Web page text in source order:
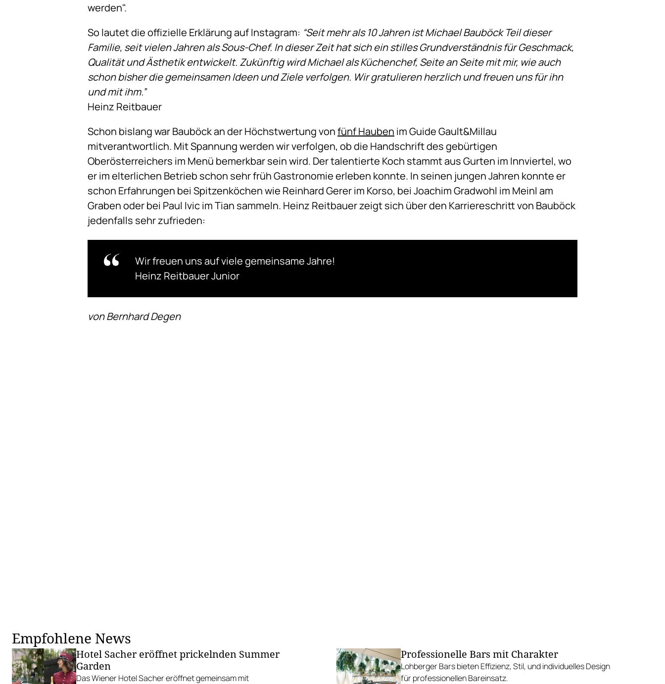
werden".
So lautet die offizielle Erklärung auf Instagram: “Seit mehr als 10 Jahren ist Michael Bauböck Teil dieser
Familie, seit vielen Jahren als Sous-Chef. In dieser Zeit hat sich ein stilles Grundverständnis für Geschmack,
Qualität und Ästhetik entwickelt. Zukünftig wird Michael als Küchenchef, Seite an Seite mit mir, wie auch
schon bisher die gemeinsamen Ideen und Ziele verfolgen. Wir gratulieren herzlich und freuen uns für ihn
und mit ihm.”
Heinz Reitbauer
Schon bislang war Bauböck an der Höchstwertung vonfünf Hauben im Guide Gault&Millau
mitverantwortlich. Mit Spannung werden wir verfolgen, ob die Handschrift des gebürtigen
Oberösterreichers im Menü bemerkbar sein wird. Der talentierte Koch stammt aus Gurten im Innviertel, wo
er im elterlichen Betrieb schon sehr früh Gastronomie erleben konnte. In seinen jungen Jahren konnte er
schon Erfahrungen bei Spitzenköchen wie Reinhard Gerer im Korso, bei Joachim Gradwohl im Meinl am
Graben oder bei Paul Ivic im Tian sammeln. Heinz Reitbauer zeigt sich über den Karriereschritt von Bauböck
jedenfalls sehr zufrieden:
Wir freuen uns auf viele gemeinsame Jahre!
Heinz Reitbauer Junior
von Bernhard Degen
Empfohlene News
Hotel Sacher eröffnet prickelnden Summer
Garden
Das Wiener Hotel Sacher eröffnet gemeinsam mit
Professionelle Bars mit Charakter
Lohberger Bars bieten Effizienz, Stil, und individuelles Design
für professionellen Bareinsatz.